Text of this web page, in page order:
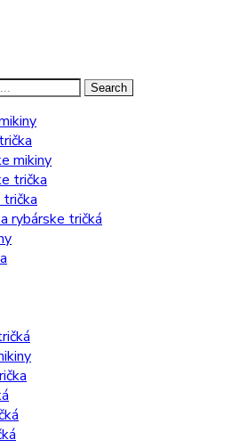
Search
mikiny
trička
trička
rybárske tričká